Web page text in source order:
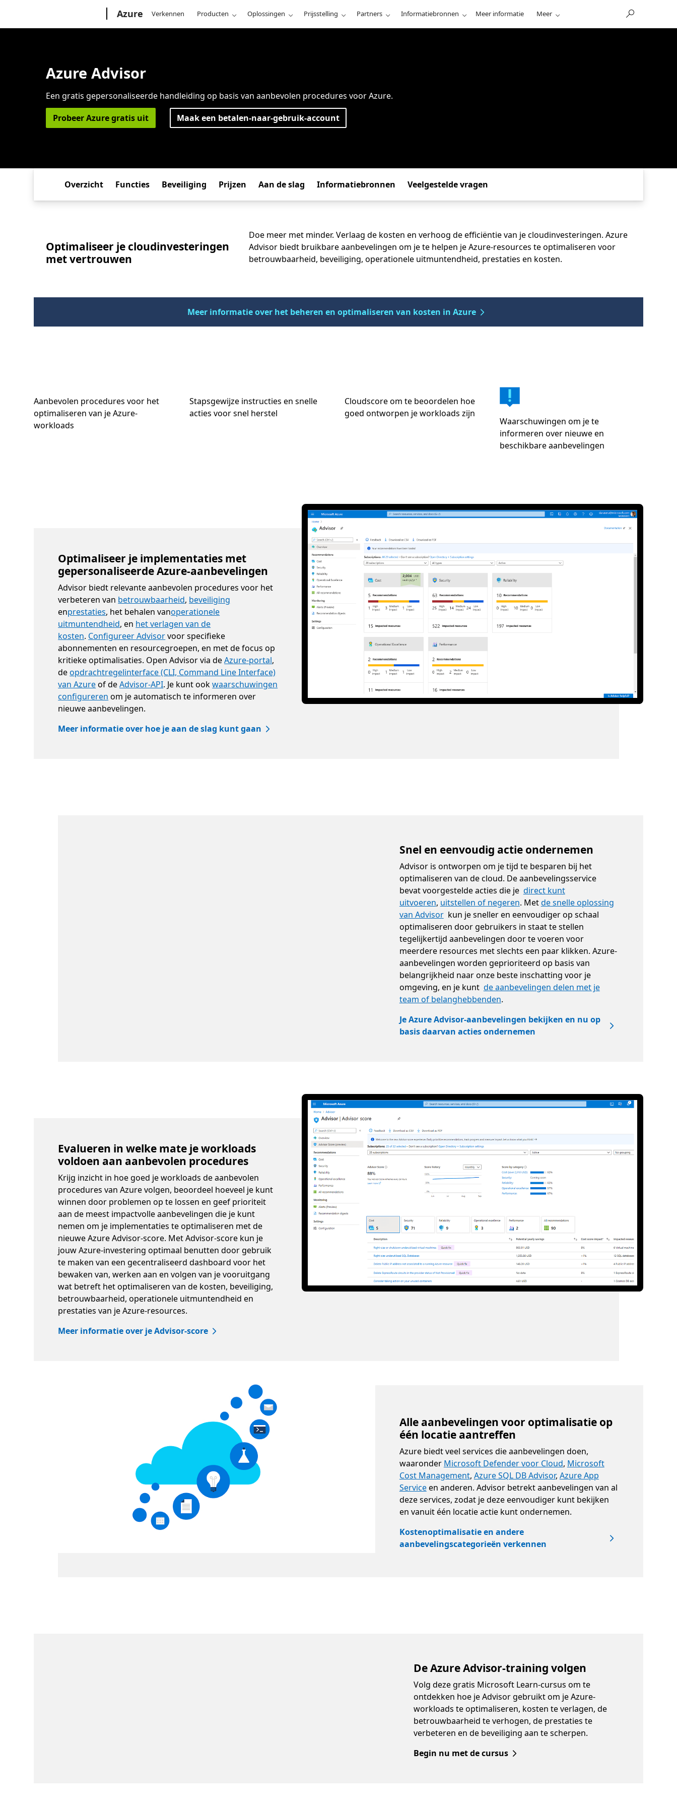
Azure Verkennen Producten Oplossingen Prijsstelling Partners Informatiebronnen Meer informatie Meer
Azure Advisor
Een gratis gepersonaliseerde handleiding op basis van aanbevolen procedures voor Azure.
Probeer Azure gratis uit
Maak een betalen-naar-gebruik-account
Overzicht Functies Beveiliging Prijzen Aan de slag Informatiebronnen Veelgestelde vragen
Optimaliseer je cloudinvesteringen
met vertrouwen
Doe meer met minder. Verlaag de kosten en verhoog de efficiëntie van je cloudinvesteringen. Azure
Advisor biedt bruikbare aanbevelingen om je te helpen je Azure-resources te optimaliseren voor
betrouwbaarheid, beveiliging, operationele uitmuntendheid, prestaties en kosten.
Meer informatie over het beheren en optimaliseren van kosten in Azure
Aanbevolen procedures voor het
optimaliseren van je Azure-
workloads
Stapsgewijze instructies en snelle
acties voor snel herstel
Cloudscore om te beoordelen hoe
goed ontworpen je workloads zijn
Waarschuwingen om je te
informeren over nieuwe en
beschikbare aanbevelingen
Optimaliseer je implementaties met
gepersonaliseerde Azure-aanbevelingen
Advisor biedt relevante aanbevolen procedures voor het
verbeteren van betrouwbaarheid, beveiliging
enprestaties, het behalen vanoperationele
uitmuntendheid, en het verlagen van de
kosten. Configureer Advisorvoor specifieke
abonnementen en resourcegroepen, en met de focus op
kritieke optimalisaties. Open Advisor via deAzure-portal,
deopdrachtregelinterface (CLI, Command Line Interface)
van Azureof deAdvisor-API. Je kunt ookwaarschuwingen
configureren om je automatisch te informeren over
nieuwe aanbevelingen.
Meer informatie over hoe je aan de slag kunt gaan
Snel en eenvoudig actie ondernemen
Advisor is ontworpen om je tijd te besparen bij het
optimaliseren van de cloud. De aanbevelingsservice
bevat voorgestelde acties die je direct kunt
uitvoeren, uitstellen of negeren. Metde snelle oplossing
van Advisorkun je sneller en eenvoudiger op schaal
optimaliseren door gebruikers in staat te stellen
tegelijkertijd aanbevelingen door te voeren voor
meerdere resources met slechts een paar klikken. Azure-
aanbevelingen worden geprioriteerd op basis van
belangrijkheid naar onze beste inschatting voor je
omgeving, en je kunt de aanbevelingen delen met je
team of belanghebbenden.
Je Azure Advisor-aanbevelingen bekijken en nu op
basis daarvan acties ondernemen
Evalueren in welke mate je workloads
voldoen aan aanbevolen procedures
Krijg inzicht in hoe goed je workloads de aanbevolen
procedures van Azure volgen, beoordeel hoeveel je kunt
winnen door problemen op te lossen en geef prioriteit
aan de meest impactvolle aanbevelingen die je kunt
nemen om je implementaties te optimaliseren met de
nieuwe Azure Advisor-score. Met Advisor-score kun je
jouw Azure-investering optimaal benutten door gebruik
te maken van een gecentraliseerd dashboard voor het
bewaken van, werken aan en volgen van je vooruitgang
wat betreft het optimaliseren van de kosten, beveiliging,
betrouwbaarheid, operationele uitmuntendheid en
prestaties van je Azure-resources.
Meer informatie over je Advisor-score
Alle aanbevelingen voor optimalisatie op
één locatie aantreffen
Azure biedt veel services die aanbevelingen doen,
waaronder Microsoft Defender voor Cloud, Microsoft
Cost Management, Azure SQL DB Advisor, Azure App
Serviceen anderen. Advisor betrekt aanbevelingen van al
deze services, zodat je deze eenvoudiger kunt bekijken
en vanuit één locatie actie kunt ondernemen.
Kostenoptimalisatie en andere
aanbevelingscategorieën verkennen
De Azure Advisor-training volgen
Volg deze gratis Microsoft Learn-cursus om te
ontdekken hoe je Advisor gebruikt om je Azure-
workloads te optimaliseren, kosten te verlagen, de
betrouwbaarheid te verhogen, de prestaties te
verbeteren en de beveiliging aan te scherpen.
Begin nu met de cursus